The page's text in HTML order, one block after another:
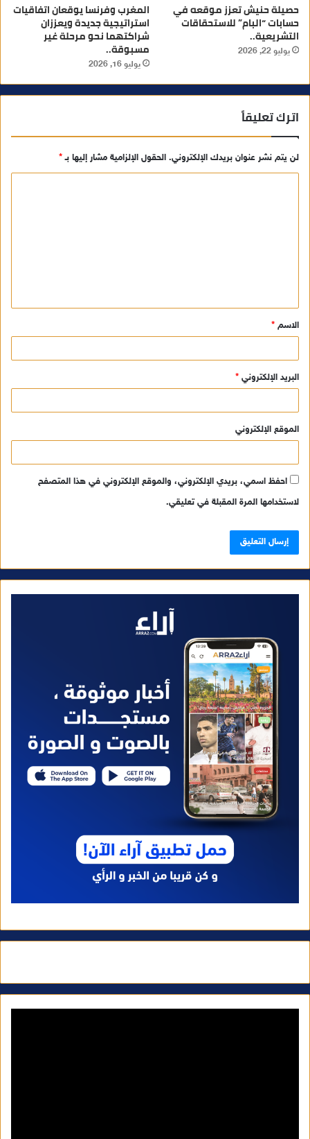
حصيلة حنيش تعزز موقعه في
حسابات “البام” للاستحقاقات
التشريعية..
يوليو 22, 2026
المغرب وفرنسا يوقعان اتفاقيات
استراتيجية جديدة ويعززان
شراكتهما نحو مرحلة غير
مسبوقة..
يوليو 16, 2026
اترك تعليقاً
لن يتم نشر عنوان بريدك الإلكتروني. الحقول الإلزامية مشار إليها بـ*
ق
*
الاسم *
البريد الإلكتروني *
الموقع الإلكتروني
احفظ اسمي، بريدي الإلكتروني، والموقع الإلكتروني في هذا المتصفح
لاستخدامها المرة المقبلة في تعليقي.